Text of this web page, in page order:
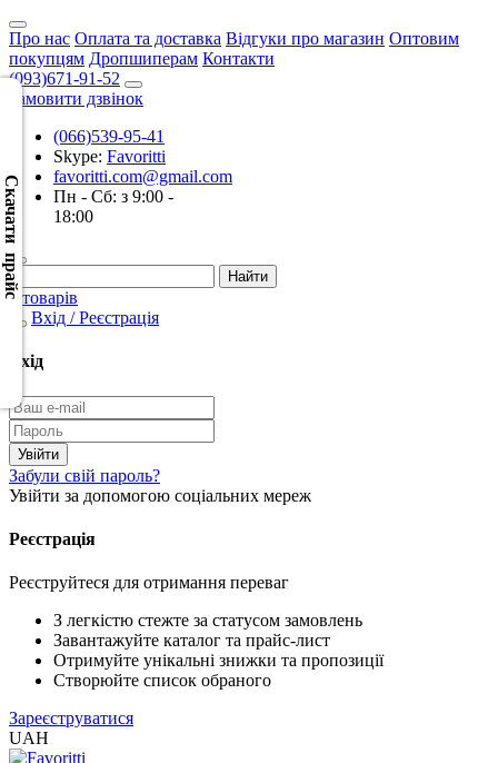
Про нас Оплата та доставка Відгуки про магазин Оптовим
покупцям Дропшиперам Контакти
(093)671-91-52
Замовити дзвінок
(066)539-95-41
Skype: Favoritti
favoritti.com@gmail.com
Пн - Сб: з 9:00 -
18:00
0 товарів
Вхід / Реєстрація
Вхід
Забули свій пароль?
Увійти за допомогою соціальних мереж
Реєстрація
Реєструйтеся для отримання переваг
З легкістю стежте за статусом замовлень
Завантажуйте каталог та прайс-лист
Отримуйте унікальні знижки та пропозиції
Створюйте список обраного
Зареєструватися
UAH
Скачати прайс
Скачать
XML
(Розн.)
Скачать
XML
(Опт)
CSV
Скачать
CSV
(Опт)
XLS
EXCEL
(Розн.)
XLS
EXCEL
2005
(Опт)